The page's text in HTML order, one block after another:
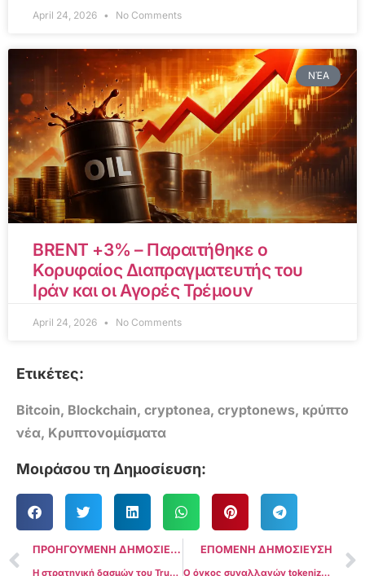
April 24, 2026 No Comments
ΝΈΑ
BRENT +3% – Παραιτήθηκε ο
Κορυφαίος Διαπραγματευτής του
Ιράν και οι Αγορές Τρέμουν
April 24, 2026 No Comments
Ετικέτες:
Bitcoin, Blockchain, cryptonea, cryptonews, κρύπτο
νέα, Κρυπτονομίσματα
Μοιράσου τη Δημοσίευση:
ΠΡΟΗΓΟΥΜΕΝΗ ΔΗΜΟΣΙΕΥΣΗ
Η στρατηγική δασμών του Trump αναζωπυρώνει τη δυνατότητα του Bitcoin να ξεπεράσει το δολάριο ΗΠΑ
ΕΠΟΜΕΝΗ ΔΗΜΟΣΙΕΥΣΗ
Ο όγκος συναλλαγών tokenized χρυσού ξεπερνά το $1 δισ. για πρώτη φορά από την τραπεζική κρίση των ΗΠΑ το 2023